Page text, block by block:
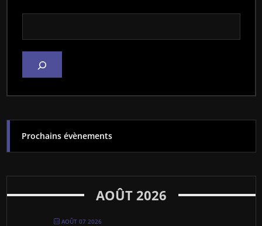
Rechercher dans le site
Prochains évènements
AOÛT 2026
AOÛT 07 2026